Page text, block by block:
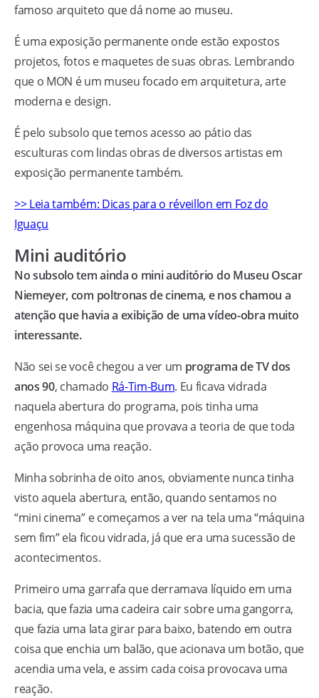
famoso arquiteto que dá nome ao museu.
É uma exposição permanente onde estão expostos
projetos, fotos e maquetes de suas obras. Lembrando
que o MON é um museu focado em arquitetura, arte
moderna e design.
É pelo subsolo que temos acesso ao pátio das
esculturas com lindas obras de diversos artistas em
exposição permanente também.
>> Leia também: Dicas para o réveillon em Foz do
Iguaçu
Mini auditório
No subsolo tem ainda o mini auditório do Museu Oscar
Niemeyer, com poltronas de cinema, e nos chamou a
atenção que havia a exibição de uma vídeo-obra muito
interessante.
Não sei se você chegou a ver um programa de TV dos
anos 90, chamado Rá-Tim-Bum. Eu ficava vidrada
naquela abertura do programa, pois tinha uma
engenhosa máquina que provava a teoria de que toda
ação provoca uma reação.
Minha sobrinha de oito anos, obviamente nunca tinha
visto aquela abertura, então, quando sentamos no
“mini cinema” e começamos a ver na tela uma “máquina
sem fim” ela ficou vidrada, já que era uma sucessão de
acontecimentos.
Primeiro uma garrafa que derramava líquido em uma
bacia, que fazia uma cadeira cair sobre uma gangorra,
que fazia uma lata girar para baixo, batendo em outra
coisa que enchia um balão, que acionava um botão, que
acendia uma vela, e assim cada coisa provocava uma
reação.